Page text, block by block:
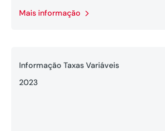
Mais informação
Informação Taxas Variáveis
2023